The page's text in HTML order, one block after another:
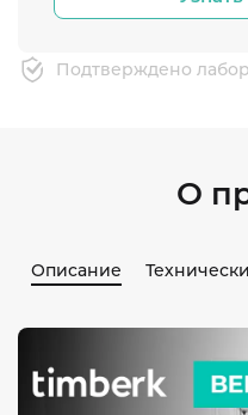
Подтверждено
О
Описание